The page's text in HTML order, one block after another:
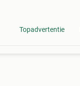
Topadvertentie